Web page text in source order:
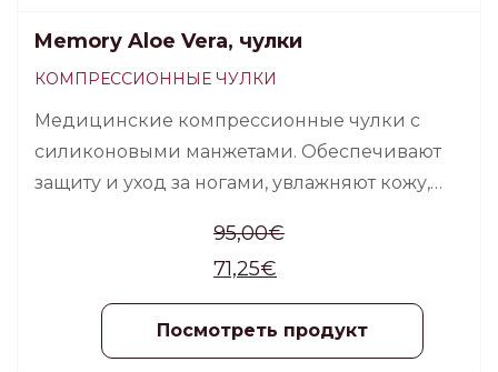
Memory Aloe Vera, чулки
КОМПРЕССИОННЫЕ ЧУЛКИ
Медицинские компрессионные чулки с
силиконовыми манжетами. Обеспечивают
защиту и уход за ногами, увлажняют кожу,
устойчивый и длительный положительный
эффект, продолжается и после 100 стирок.
95,00€
71,25€
Посмотреть продукт